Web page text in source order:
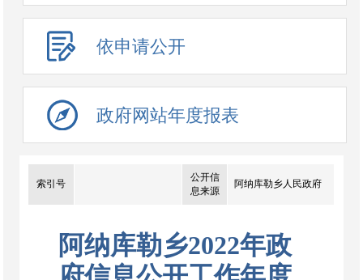
依申请公开
政府网站年度报表
索引号
公开信
息来源
阿纳库勒乡人民政府
阿纳库勒乡2022年政